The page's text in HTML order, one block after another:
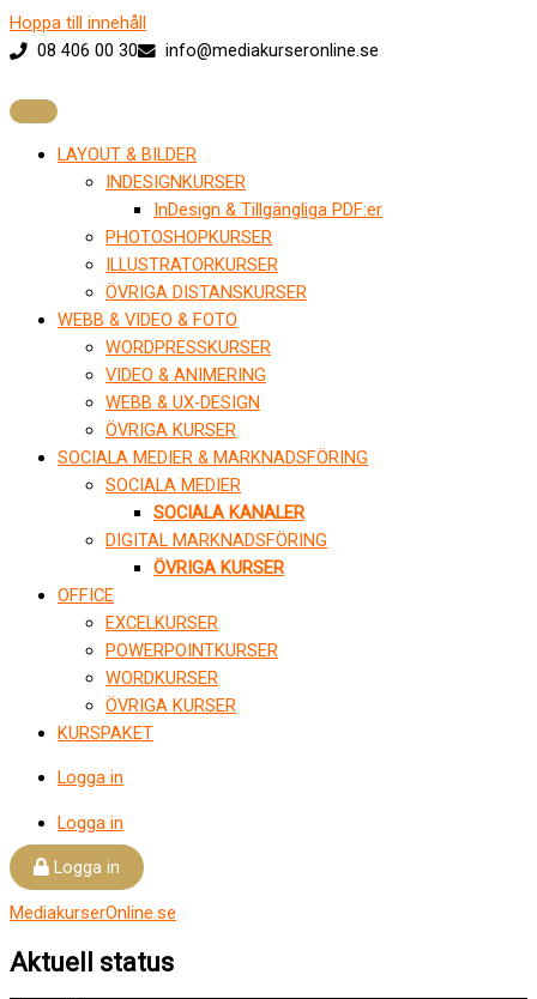
Hoppa till innehåll
08 406 00 30
info@mediakurseronline.se
LAYOUT & BILDER
INDESIGNKURSER
InDesign & Tillgängliga PDF:er
PHOTOSHOPKURSER
ILLUSTRATORKURSER
ÖVRIGA DISTANSKURSER
WEBB & VIDEO & FOTO
WORDPRESSKURSER
VIDEO & ANIMERING
WEBB & UX-DESIGN
ÖVRIGA KURSER
SOCIALA MEDIER & MARKNADSFÖRING
SOCIALA MEDIER
SOCIALA KANALER
DIGITAL MARKNADSFÖRING
ÖVRIGA KURSER
OFFICE
EXCELKURSER
POWERPOINTKURSER
WORDKURSER
ÖVRIGA KURSER
KURSPAKET
Logga in
Logga in
Logga in
MediakurserOnline.se
Aktuell status